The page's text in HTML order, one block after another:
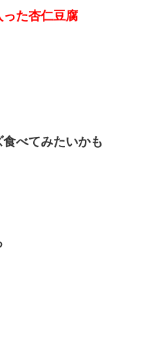
た杏仁豆腐
べてみたいかも